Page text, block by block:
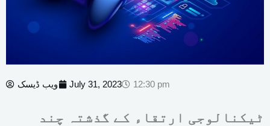
ویب ڈیسک July 31, 2023 12:30 pm
ٹیکنالوجی ارتقاء کے گذشتہ چند